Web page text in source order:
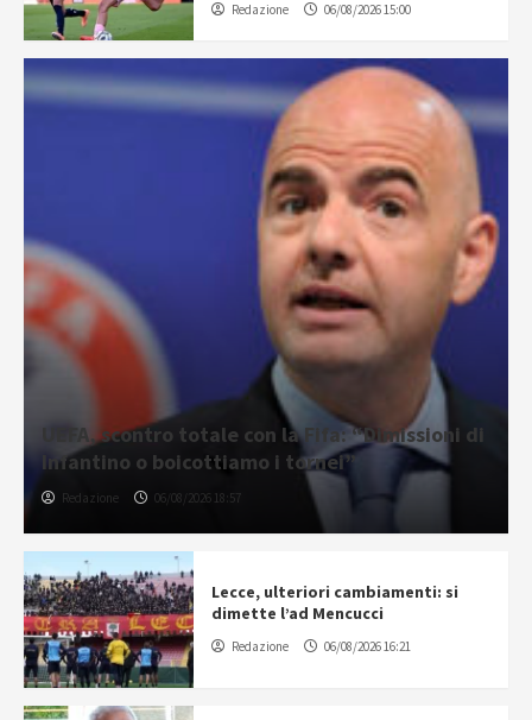
Redazione 06/08/2026 15:00
UEFA, scontro totale con la Fifa: “Dimissioni di
Infantino o boicottiamo i tornei”
Redazione 06/08/2026 18:57
Lecce, ulteriori cambiamenti: si
dimette l’ad Mencucci
Redazione 06/08/2026 16:21